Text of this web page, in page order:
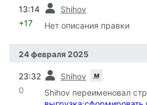
13:14 Shihov
+17 Нет описания правки
24 февраля 2025
23:32 Shihov м
0 Shihov переименовал